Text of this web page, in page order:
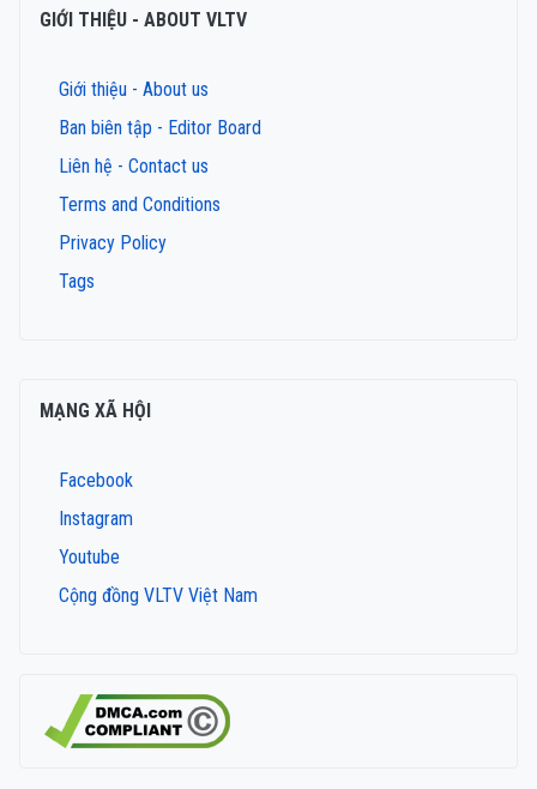
GIỚI THIỆU - ABOUT VLTV
Giới thiệu - About us
Ban biên tập - Editor Board
Liên hệ - Contact us
Terms and Conditions
Privacy Policy
Tags
MẠNG XÃ HỘI
Facebook
Instagram
Youtube
Cộng đồng VLTV Việt Nam